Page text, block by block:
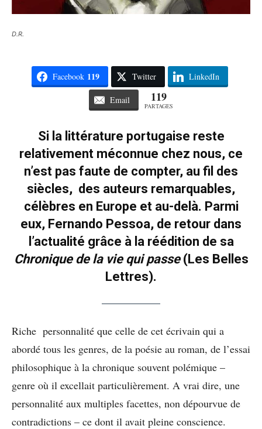
D.R.
Facebook 119 Twitter LinkedIn
Email 119
PARTAGES
Si la littérature portugaise reste
relativement méconnue chez nous, ce
n’est pas faute de compter, au fil des
siècles, des auteurs remarquables,
célèbres en Europe et au-delà. Parmi
eux, Fernando Pessoa, de retour dans
l’actualité grâce à la réédition de sa
Chronique de la vie qui passe (Les Belles
Lettres).
Riche personnalité que celle de cet écrivain qui a
abordé tous les genres, de la poésie au roman, de l’essai
philosophique à la chronique souvent polémique –
genre où il excellait particulièrement. A vrai dire, une
personnalité aux multiples facettes, non dépourvue de
contradictions – ce dont il avait pleine conscience.